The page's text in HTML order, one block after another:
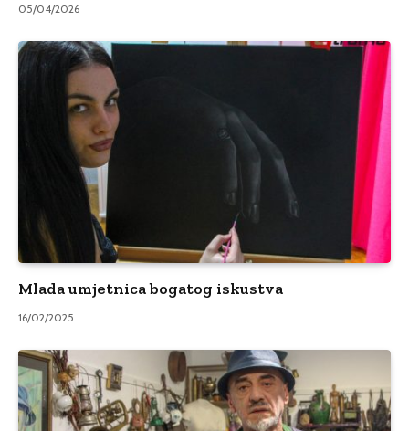
05/04/2026
Mlada umjetnica bogatog iskustva
16/02/2025